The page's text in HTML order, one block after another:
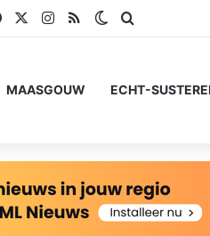
FacebookInstagram
RSSSwitch skin
MAASGOUW ECHT-